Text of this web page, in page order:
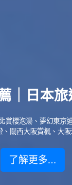
｜日本
賞櫻泡湯、夢幻東京
、關西大阪賞楓、大
了解更多...